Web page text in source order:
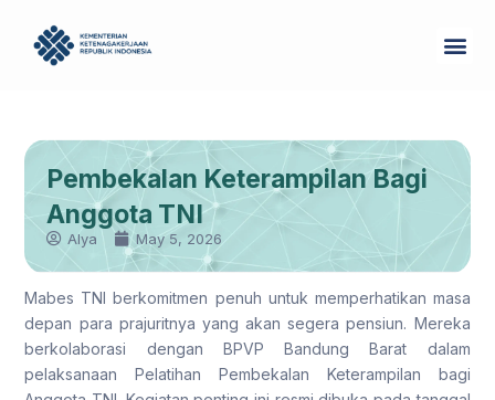
content
Pembekalan Keterampilan Bagi
Anggota TNI
Alya May 5, 2026
Mabes TNI berkomitmen penuh untuk memperhatikan masa
depan para prajuritnya yang akan segera pensiun. Mereka
berkolaborasi dengan BPVP Bandung Barat dalam
pelaksanaan Pelatihan Pembekalan Keterampilan bagi